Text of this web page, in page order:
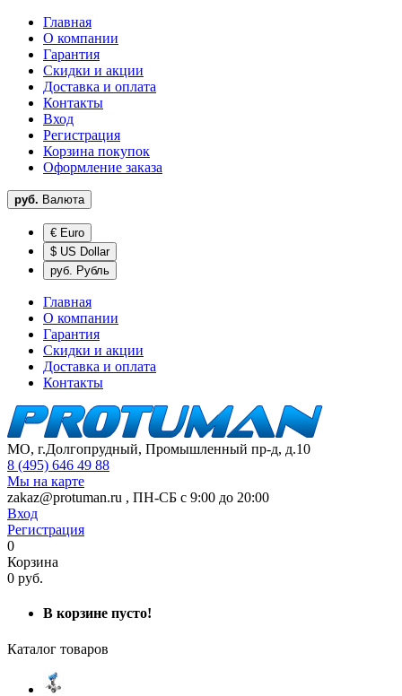
Главная
О компании
Гарантия
Скидки и акции
Доставка и оплата
Контакты
Вход
Регистрация
Корзина покупок
Оформление заказа
руб. Валюта
€ Euro
$ US Dollar
руб. Рубль
Главная
О компании
Гарантия
Скидки и акции
Доставка и оплата
Контакты
МО, г.Долгопрудный, Промышленный пр-д, д.10
8 (495) 646 49 88
Мы на карте
zakaz@protuman.ru , ПН-СБ с 9:00 до 20:00
Вход
Регистрация
0
Корзина
0 руб.
В корзине пусто!
Каталог товаров